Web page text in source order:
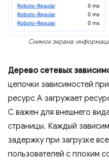
Снимок экрана:
Дерево сетевых
цепочки зависимостей
ресурс A загружает
C важен для внешнего
страницы. Каждый
задержку при загрузке
пользователей с плохим